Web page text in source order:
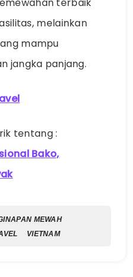
melainkan
mampu
jangka panjang.
tentang :
Bako,
MEWAH
VIETNAM